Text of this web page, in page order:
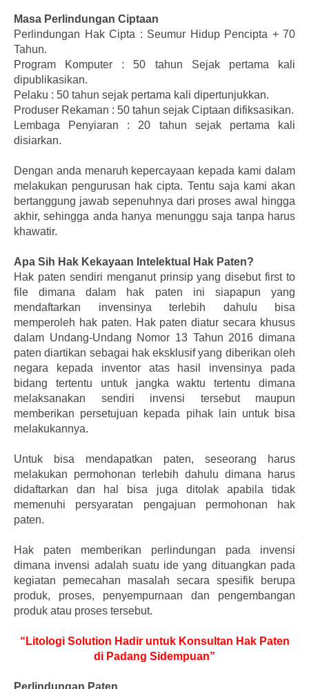
Masa Perlindungan Ciptaan
Perlindungan Hak Cipta : Seumur Hidup Pencipta + 70
Tahun.
Program Komputer : 50 tahun Sejak pertama kali
dipublikasikan.
Pelaku : 50 tahun sejak pertama kali dipertunjukkan.
Produser Rekaman : 50 tahun sejak Ciptaan difiksasikan.
Lembaga Penyiaran : 20 tahun sejak pertama kali
disiarkan.
Dengan anda menaruh kepercayaan kepada kami dalam
melakukan pengurusan hak cipta. Tentu saja kami akan
bertanggung jawab sepenuhnya dari proses awal hingga
akhir, sehingga anda hanya menunggu saja tanpa harus
khawatir.
Apa Sih Hak Kekayaan Intelektual Hak Paten?
Hak paten sendiri menganut prinsip yang disebut first to
file dimana dalam hak paten ini siapapun yang
mendaftarkan invensinya terlebih dahulu bisa
memperoleh hak paten. Hak paten diatur secara khusus
dalam Undang-Undang Nomor 13 Tahun 2016 dimana
paten diartikan sebagai hak eksklusif yang diberikan oleh
negara kepada inventor atas hasil invensinya pada
bidang tertentu untuk jangka waktu tertentu dimana
melaksanakan sendiri invensi tersebut maupun
memberikan persetujuan kepada pihak lain untuk bisa
melakukannya.
Untuk bisa mendapatkan paten, seseorang harus
melakukan permohonan terlebih dahulu dimana harus
didaftarkan dan hal bisa juga ditolak apabila tidak
memenuhi persyaratan pengajuan permohonan hak
paten.
Hak paten memberikan perlindungan pada invensi
dimana invensi adalah suatu ide yang dituangkan pada
kegiatan pemecahan masalah secara spesifik berupa
produk, proses, penyempurnaan dan pengembangan
produk atau proses tersebut.
“Litologi Solution Hadir untuk Konsultan Hak Paten
di Padang Sidempuan”